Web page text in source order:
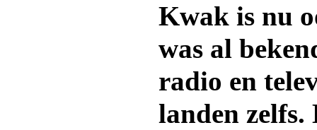
Kwak is nu
was al
radio en
landen zelfs.